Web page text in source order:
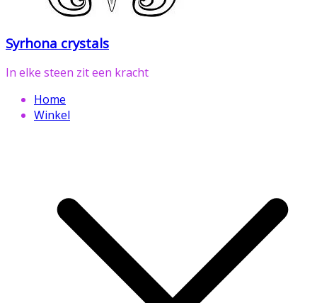
Syrhona crystals
In elke steen zit een kracht
Home
Winkel